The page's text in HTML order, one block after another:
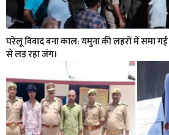
घरेलू विवाद बना काल: यमुना की लहरों में समा
से लड़ रहा जंग।